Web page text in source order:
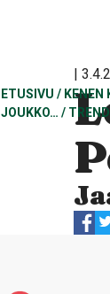
ETUSIVU / KENEN
JOUKKO… /
|